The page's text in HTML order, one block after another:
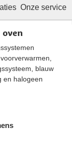
Onze service
oven
blauw
en halogeen